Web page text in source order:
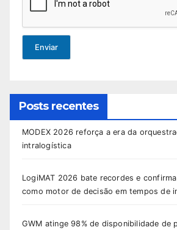
Enviar
Posts recentes
MODEX 2026 reforça a era da
intralogística
LogiMAT 2026 bate recordes e
como motor de decisão em tempos de
GWM atinge 98% de disponibilidade de